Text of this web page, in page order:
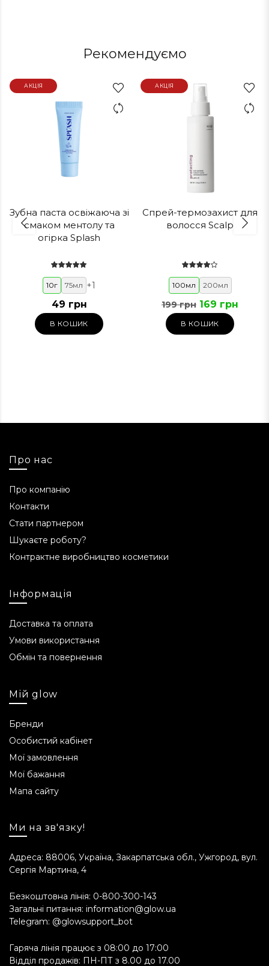
Рекомендуємо
АКЦІЯ
Зубна паста освіжаюча зі
смаком ментолу та
огірка Splash
10г 75мл +1
49 грн
В КОШИК
АКЦІЯ
Спрей-термозахист для
волосся Scalp
100мл 200мл
199 грн 169 грн
В КОШИК
Про нас
Про компанію
Контакти
Стати партнером
Шукаєте роботу?
Контрактне виробництво косметики
Інформація
Доставка та оплата
Умови використання
Обмін та повернення
Мій glow
Бренди
Особистий кабінет
Мої замовлення
Мої бажання
Мапа сайту
Ми на зв'язку!
Адреса: 88006, Україна, Закарпатська обл., Ужгород, вул.
Сергія Мартина, 4
Безкоштовна лінія: 0-800-300-143
Загальні питання: information@glow.ua
Telegram: @glowsupport_bot
Гаряча лінія працює з 08:00 до 17:00
Відділ продажів: ПН-ПТ з 8.00 до 17.00